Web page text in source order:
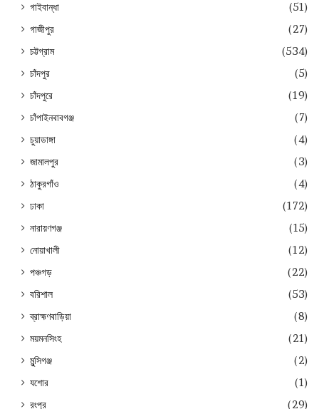
গাইবান্ধা
(51)
গাজীপুর
(27)
চট্টগ্রাম
(534)
চাঁদপুর
(5)
চাঁদপুরে
(19)
চাঁপাইনবাবগঞ্জ
(7)
চুয়াডাঙ্গা
(4)
জামালপুর
(3)
ঠাকুরগাঁও
(4)
ঢাকা
(172)
নারায়ণগঞ্জ
(15)
নোয়াখালী
(12)
পঞ্চগড়
(22)
বরিশাল
(53)
ব্রাহ্মণবাড়িয়া
(8)
ময়মনসিংহ
(21)
মুন্সিগঞ্জ
(2)
যশোর
(1)
রংপুর
(29)